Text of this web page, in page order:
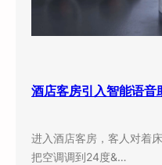
进入酒店客房，客人对着
把空调调到24度&…